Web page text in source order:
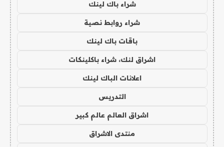
شراء باك لينك
شراء روابط نصية
باقات باك لينك
اشراق لنك، شراء باكلينكات
اعلانات الباك لينك
التدريس
اشراق العالم عالم كبير
منتدى الاشراق